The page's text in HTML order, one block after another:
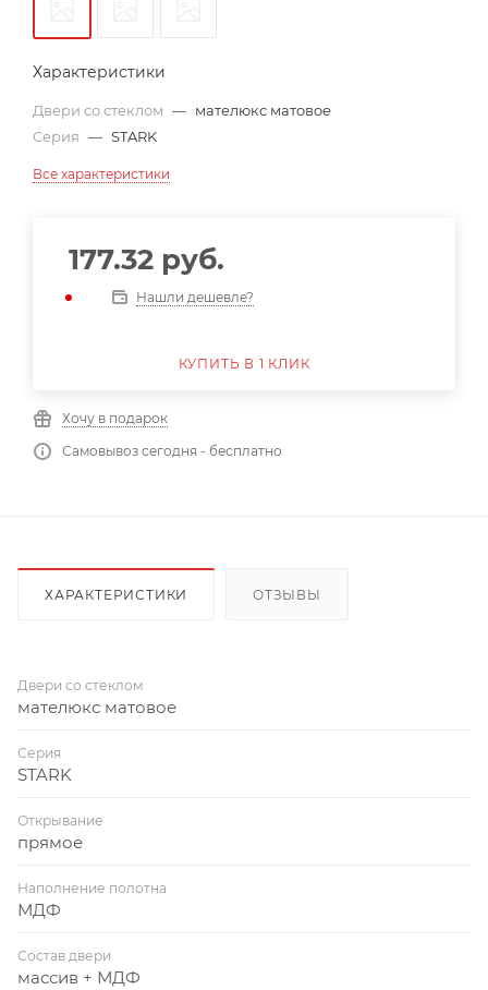
Характеристики
Двери со стеклом — мателюкс матовое
Серия — STARK
Все характеристики
177.32 руб.
Нашли дешевле?
КУПИТЬ В 1 КЛИК
Хочу в подарок
Самовывоз сегодня - бесплатно
ХАРАКТЕРИСТИКИ ОТЗЫВЫ
Двери со стеклом
мателюкс матовое
Серия
STARK
Открывание
прямое
Наполнение полотна
МДФ
Состав двери
массив + МДФ